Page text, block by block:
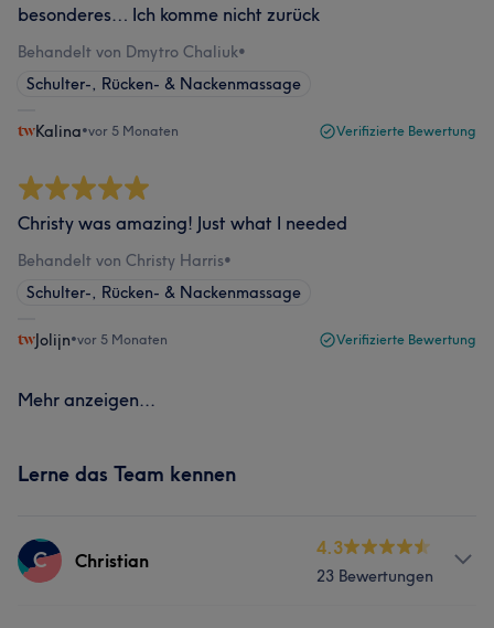
besonderes… Ich komme nicht zurück
Behandelt von Dmytro Chaliuk•
Schulter-, Rücken- & Nackenmassage
Kalina•vor 5 Monaten Verifizierte Bewertung
Christy was amazing! Just what I needed
Behandelt von Christy Harris•
Schulter-, Rücken- & Nackenmassage
Jolijn•vor 5 Monaten Verifizierte Bewertung
Mehr anzeigen...
Lerne das Team kennen
C Christian
4.3
23 Bewertungen